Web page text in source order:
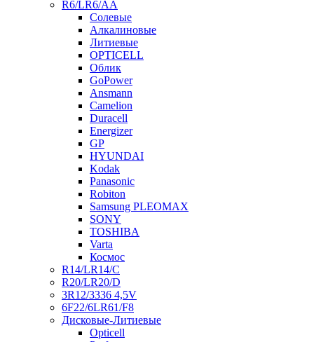
R6/LR6/AA
Солевые
Алкалиновые
Литиевые
OPTICELL
Облик
GoPower
Ansmann
Camelion
Duracell
Energizer
GP
HYUNDAI
Kodak
Panasonic
Robiton
Samsung PLEOMAX
SONY
TOSHIBA
Varta
Космос
R14/LR14/C
R20/LR20/D
3R12/3336 4,5V
6F22/6LR61/F8
Дисковые-Литиевые
Opticell